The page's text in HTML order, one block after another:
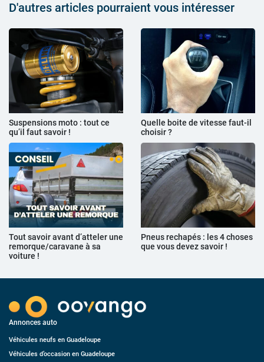
D'autres articles pourraient vous intéresser
Suspensions moto : tout ce
qu’il faut savoir !
Quelle boite de vitesse faut-il
choisir ?
Tout savoir avant d’atteler une
remorque/caravane à sa
voiture !
Pneus rechapés : les 4 choses
que vous devez savoir !
Annonces auto
Véhicules neufs en Guadeloupe
Véhicules d’occasion en Guadeloupe